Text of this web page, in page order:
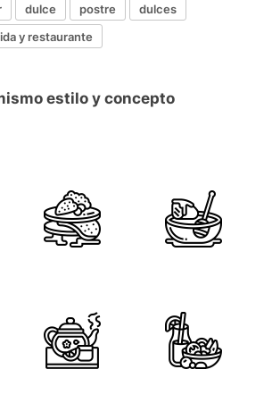
dulce postre
dulces
y restaurante
estilo y concepto